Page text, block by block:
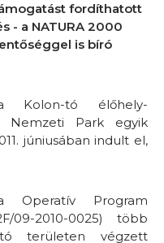
fordíthatott
- a NATURA 2000
is bíró
Kolon-tó élőhely-
Nemzeti Park egyik
júniusában indult el,
Operatív Program
09-2010-0025) több
területen végzett